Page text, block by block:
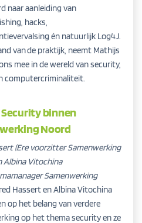
naar aanleiding van
hacks,
én natuurlijk Log4J.
van de praktijk, neemt Mathijs
mee in de wereld van security,
computercriminaliteit.
binnen
Noord
(Ere voorzitter Samenwerking
Albina Vitochina
Samenwerking
Hassert en Albina Vitochina
op het belang van verdere
op het thema security en ze